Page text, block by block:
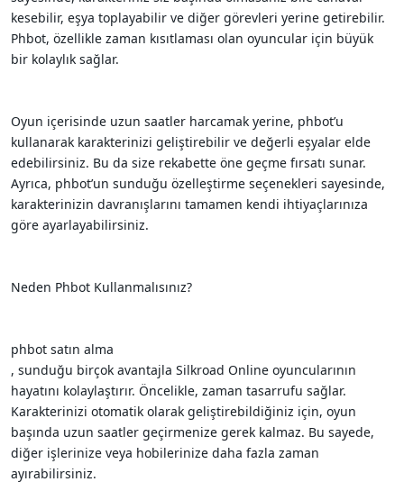
kesebilir, eşya toplayabilir ve diğer görevleri yerine getirebilir.
Phbot, özellikle zaman kısıtlaması olan oyuncular için büyük
bir kolaylık sağlar.
Oyun içerisinde uzun saatler harcamak yerine, phbot’u
kullanarak karakterinizi geliştirebilir ve değerli eşyalar elde
edebilirsiniz. Bu da size rekabette öne geçme fırsatı sunar.
Ayrıca, phbot’un sunduğu özelleştirme seçenekleri sayesinde,
karakterinizin davranışlarını tamamen kendi ihtiyaçlarınıza
göre ayarlayabilirsiniz.
Neden Phbot Kullanmalısınız?
phbot satın alma
, sunduğu birçok avantajla Silkroad Online oyuncularının
hayatını kolaylaştırır. Öncelikle, zaman tasarrufu sağlar.
Karakterinizi otomatik olarak geliştirebildiğiniz için, oyun
başında uzun saatler geçirmenize gerek kalmaz. Bu sayede,
diğer işlerinize veya hobilerinize daha fazla zaman
ayırabilirsiniz.